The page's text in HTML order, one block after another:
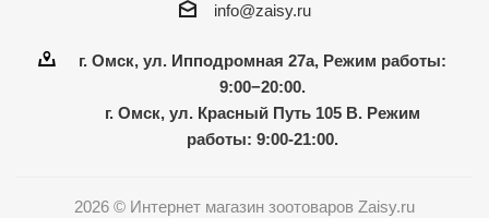
info@zaisy.ru
г. Омск, ул. Ипподромная 27а, Режим работы:
9:00−20:00.
г. Омск, ул. Красный Путь 105 В. Режим
работы: 9:00-21:00.
2026 © Интернет магазин зоотоваров Zaisy.ru